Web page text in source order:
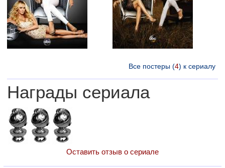
Все постеры (4) к сериалу
Награды сериала
Оставить отзыв о сериале